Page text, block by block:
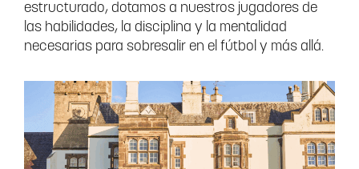
estructurado, dotamos a nuestros jugadores de
las habilidades, la disciplina y la mentalidad
necesarias para sobresalir en el fútbol y más allá.